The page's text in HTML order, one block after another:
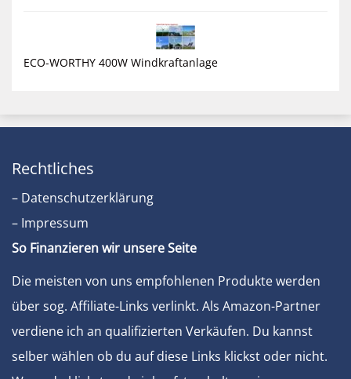
ECO-WORTHY 400W Windkraftanlage
Rechtliches
– Datenschutzerklärung
– Impressum
So Finanzieren wir unsere Seite
Die meisten von uns empfohlenen Produkte werden
über sog. Affiliate-Links verlinkt. Als Amazon-Partner
verdiene ich an qualifizierten Verkäufen. Du kannst
selber wählen ob du auf diese Links klickst oder nicht.